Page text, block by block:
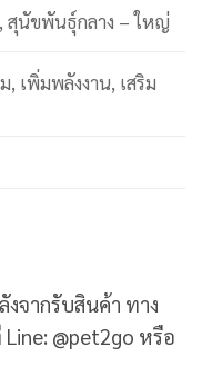
สุนัขพันธุ์กลาง – ใหญ่
, เพิ่มพลังงาน, เสริม
จากรับสินค้า ทาง
@pet2go หรือ